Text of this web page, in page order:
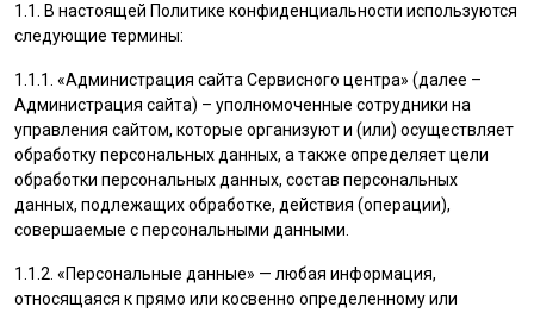
1.1. В настоящей Политике конфиденциальности используются
следующие термины:
1.1.1. «Администрация сайта Сервисного центра» (далее –
Администрация сайта) – уполномоченные сотрудники на
управления сайтом, которые организуют и (или) осуществляет
обработку персональных данных, а также определяет цели
обработки персональных данных, состав персональных
данных, подлежащих обработке, действия (операции),
совершаемые с персональными данными.
1.1.2. «Персональные данные» — любая информация,
относящаяся к прямо или косвенно определенному или